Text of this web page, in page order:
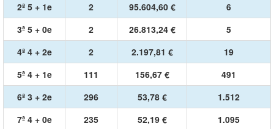
2ª 5 + 1e
2 95.604,60 €
6
3ª 5 + 0e
2 26.813,24 €
5
4ª 4 + 2e
2 2.197,81 €
19
5ª 4 + 1e
111 156,67 €
491
6ª 3 + 2e
296 53,78 €
1.512
7ª 4 + 0e
235 52,19 €
1.095